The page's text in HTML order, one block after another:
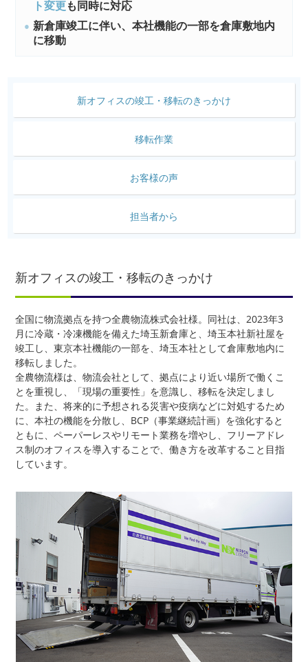
ト変更も同時に対応
新倉庫竣工に伴い、本社機能の一部を倉庫敷地内
に移動
新オフィスの竣工・ 移転のきっかけ
移転作業
お客様の声
担当者から
新オフィスの竣工・移転のきっかけ
全国に物流拠点を持つ全農物流株式会社様。同社は、2023年3
月に冷蔵・冷凍機能を備えた埼玉新倉庫と、埼玉本社新社屋を
竣工し、東京本社機能の一部を、埼玉本社として倉庫敷地内に
移転しました。
全農物流様は、物流会社として、拠点により近い場所で働くこ
とを重視し、「現場の重要性」を意識し、移転を決定しまし
た。また、将来的に予想される災害や疫病などに対処するため
に、本社の機能を分散し、BCP（事業継続計画）を強化すると
ともに、ペーパーレスやリモート業務を増やし、フリーアドレ
ス制のオフィスを導入することで、働き方を改革すること目指
しています。